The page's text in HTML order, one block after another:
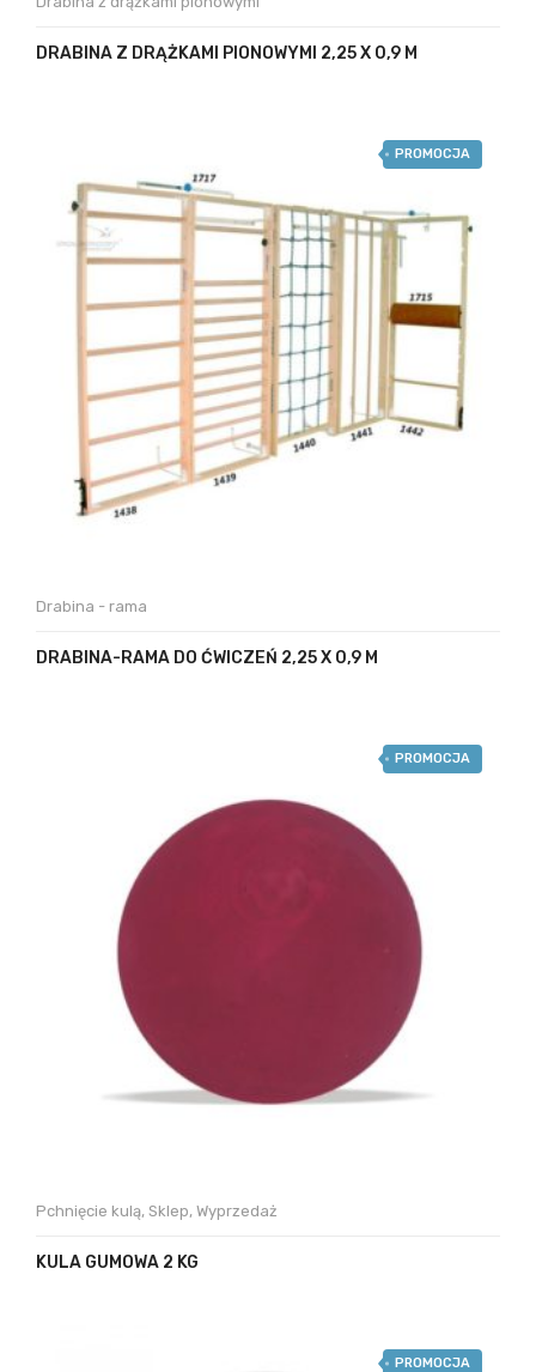
DRABINA Z DRĄŻKAMI PIONOWYMI 2,25 X 0,9 M
PROMOCJA
Drabina - rama
DRABINA-RAMA DO ĆWICZEŃ 2,25 X 0,9 M
PROMOCJA
Pchnięcie kulą, Sklep, Wyprzedaż
KULA GUMOWA 2 KG
PROMOCJA